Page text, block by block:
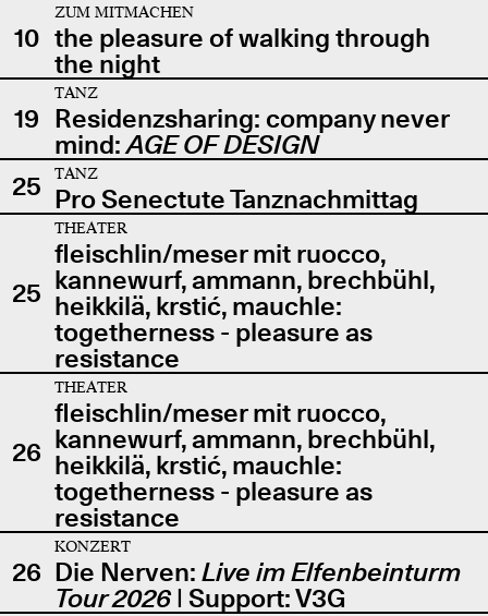
10
ZUM MITMACHEN
the pleasure of walking through
the night
19
TANZ
Residenzsharing: company never
mind:AGE OF DESIGN
25
TANZ
Pro Senectute Tanznachmittag
25
THEATER
fleischlin/meser mit ruocco,
kannewurf, ammann, brechbühl,
heikkilä, krstić, mauchle:
togetherness - pleasure as
resistance
26
THEATER
fleischlin/meser mit ruocco,
kannewurf, ammann, brechbühl,
heikkilä, krstić, mauchle:
togetherness - pleasure as
resistance
26
KONZERT
Die Nerven: Live im Elfenbeinturm
Tour 2026| Support: V3G